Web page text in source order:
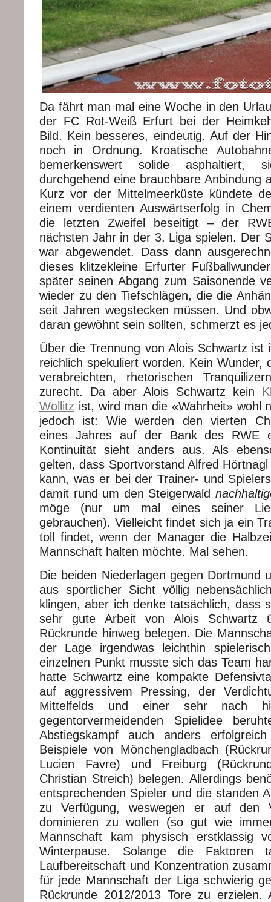
Da fährt man mal eine Woche in den
der FC Rot-Weiß Erfurt bei der
Bild. Kein besseres, eindeutig. Auf der
noch in Ordnung. Kroatische
bemerkenswert solide asphaltiert,
durchgehend eine brauchbare Anbindung
Kurz vor der Mittelmeerküste kündete
einem verdienten Auswärtserfolg in
die letzten Zweifel beseitigt – der
nächsten Jahr in der 3. Liga spielen. Der
war abgewendet. Dass dann
dieses klitzekleine Erfurter
später seinen Abgang zum Saisonende
wieder zu den Tiefschlägen, die die
seit Jahren wegstecken müssen. Und
daran gewöhnt sein sollten, schmerzt es
Über die Trennung von Alois Schwartz ist
reichlich spekuliert worden. Kein Wunder,
verabreichten, rhetorischen
zurecht. Da aber Alois Schwartz kein
Wollitz ist, wird man die «Wahrheit» wohl
jedoch ist: Wie werden den vierten
eines Jahres auf der Bank des RWE
Kontinuität sieht anders aus. Als
gelten, dass Sportvorstand Alfred
kann, was er bei der Trainer- und
damit rund um den Steigerwald
möge (nur um mal eines seiner
gebrauchen). Vielleicht findet sich ja ein
toll findet, wenn der Manager die
Mannschaft halten möchte. Mal sehen.
Die beiden Niederlagen gegen Dortmund
aus sportlicher Sicht völlig
klingen, aber ich denke tatsächlich, dass
sehr gute Arbeit von Alois Schwartz
Rückrunde hinweg belegen. Die
der Lage irgendwas leichthin
einzelnen Punkt musste sich das Team
hatte Schwartz eine kompakte
auf aggressivem Pressing, der
Mittelfelds und einer sehr nach
gegentorvermeidenden Spielidee
Abstiegskampf auch anders
Beispiele von Mönchengladbach
Lucien Favre) und Freiburg
Christian Streich) belegen. Allerdings
entsprechenden Spieler und die standen
zu Verfügung, weswegen er auf den
dominieren zu wollen (so gut wie
Mannschaft kam physisch erstklassig
Winterpause. Solange die Faktoren
Laufbereitschaft und Konzentration
für jede Mannschaft der Liga schwierig
Rückrunde 2012/2013 Tore zu